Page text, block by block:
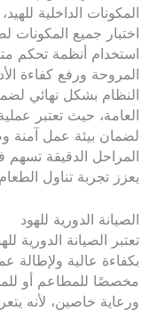
المكونات الداخلية
اختبار جميع المكونات
استخدام أنظمة
المروحة ورفع كفاءة
النظام بشكل نهائي
العامة، حيث تعتبر
لضمان بيئة عمل آمنة
المراحل الدقيقة
يعزز تجربة تناول
الصيانة الدورية للهود
تعتبر الصيانة الدورية
بكفاءة عالية ولإطالة
مخصصًا للمطاعم أو
ورعاية خاصين، لأنه